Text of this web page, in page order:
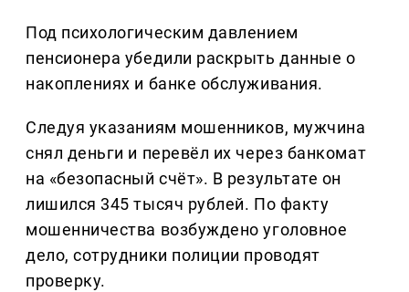
Под психологическим давлением
пенсионера убедили раскрыть данные о
накоплениях и банке обслуживания.
Следуя указаниям мошенников, мужчина
снял деньги и перевёл их через банкомат
на «безопасный счёт». В результате он
лишился 345 тысяч рублей. По факту
мошенничества возбуждено уголовное
дело, сотрудники полиции проводят
проверку.